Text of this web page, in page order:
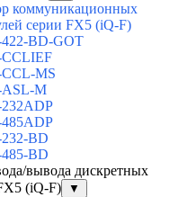
коммуникационных
серии FX5 (iQ-F)
BD-GOT
MS
M
BD
BD
вывода дискретных
(iQ-F)
▼